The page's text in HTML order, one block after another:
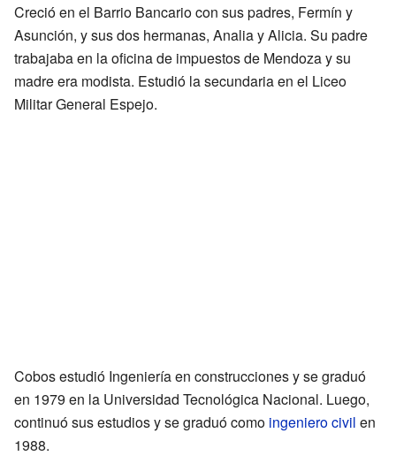
Creció en el Barrio Bancario con sus padres, Fermín y
Asunción, y sus dos hermanas, Analia y Alicia. Su padre
trabajaba en la oficina de impuestos de Mendoza y su
madre era modista. Estudió la secundaria en el Liceo
Militar General Espejo.
Cobos estudió Ingeniería en construcciones y se graduó
en 1979 en la Universidad Tecnológica Nacional. Luego,
continuó sus estudios y se graduó como ingeniero civil en
1988.